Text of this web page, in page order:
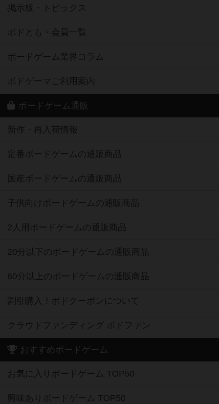
掲示板・トピックス
ボドとも・会員一覧
ボードゲーム業界コラム
ボドゲーマご利用案内
ボードゲーム通販
新作・再入荷情報
定番ボードゲームの通販商品
国産ボードゲームの通販商品
子供向けボードゲームの通販商品
2人用ボードゲームの通販商品
20分以下のボードゲームの通販商品
60分以上のボードゲームの通販商品
割引購入！ボドクーポンについて
クラウドファンディング ボドファン
おすすめボードゲーム
お気に入りボードゲーム TOP50
興味ありボードゲーム TOP50